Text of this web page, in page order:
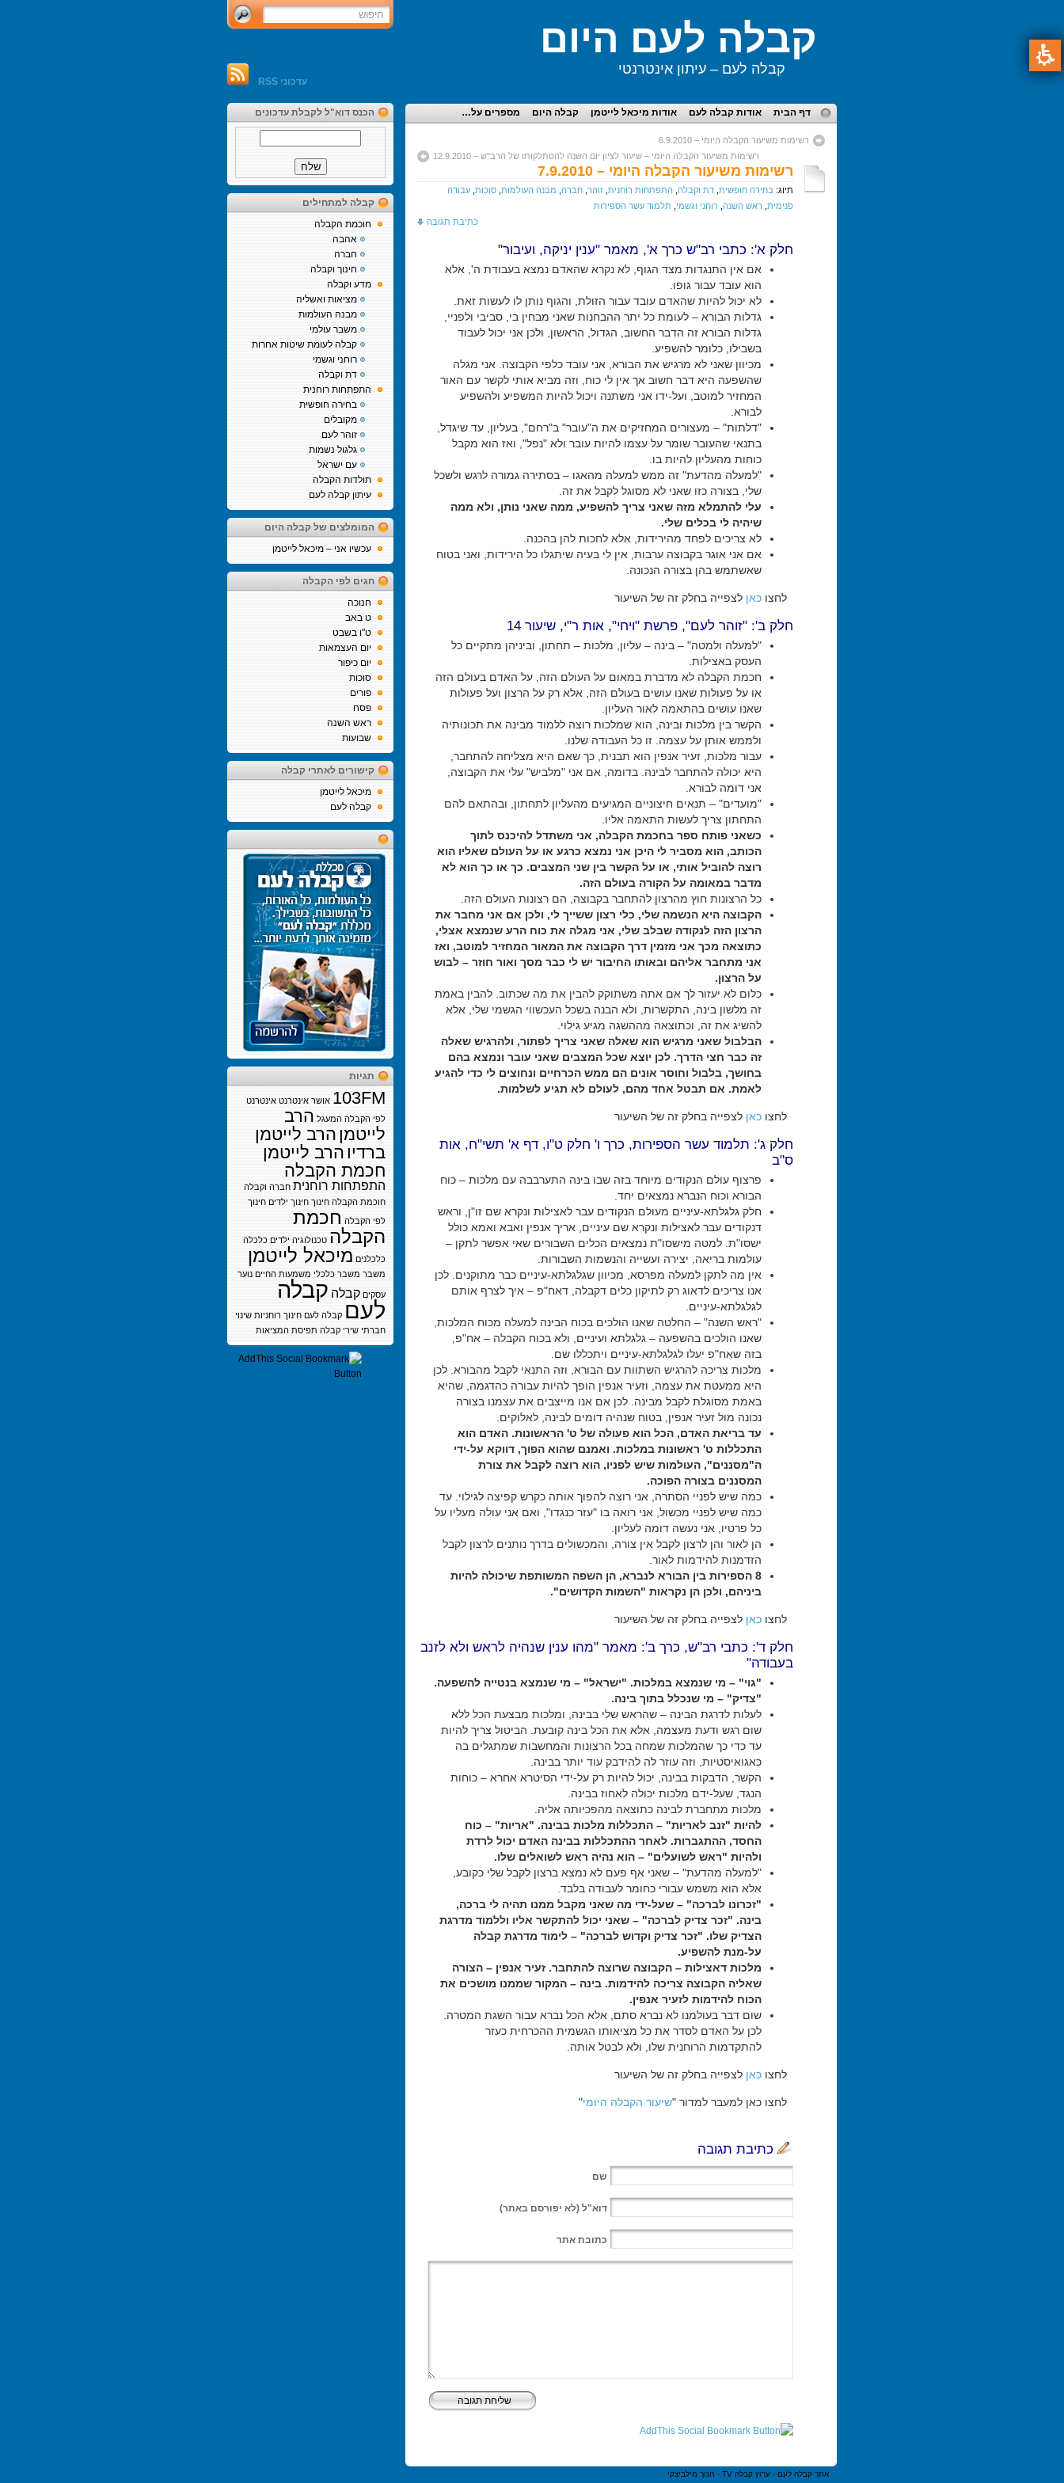
קבלה לעם היום
קבלה לעם – עיתון אינטרנטי
עדכוני RSS
תפריט
ראשי,
באפשרותך
אנטר
כדי
דף הבית אודות קבלה לעם אודות מיכאל לייטמן קבלה היום מספרים על…
תוכן
מרכזי,
באפשרותך
רשימות משיעור הקבלה היומי – 6.9.2010
רשימות משיעור הקבלה היומי – שיעור לציון יום השנה להסתלקותו של הרב"ש – 12.9.2010
רשימות משיעור הקבלה היומי – 7.9.2010
תיוג: בחירה חופשית דת וקבלה התפתחות רוחנית זוהר חברה מבנה העולמות סוכות עבודה
פנימית ראש השנה רוחני וגשמי
תלמוד עשר הספירות
כתיבת תגובה
חלק א': כתבי רב"ש כרך א', מאמר "ענין יניקה, ועיבור"
אם אין התנגדות מצד הגוף, לא נקרא שהאדם נמצא בעבודת ה', אלא
הוא עובד עבור גופו.
לא יכול להיות שהאדם עובד עבור הזולת, והגוף נותן לו לעשות זאת.
גדלות הבורא – לעומת כל יתר ההבחנות שאני מבחין בי, סביבי ולפניי,
גדלות הבורא זה הדבר החשוב, הגדול, הראשון, ולכן אני יכול לעבוד
בשבילו, כלומר להשפיע.
מכיוון שאני לא מרגיש את הבורא, אני עובד כלפי הקבוצה. אני מגלה
שהשפעה היא דבר חשוב אך אין לי כוח, וזה מביא אותי לקשר עם האור
המחזיר למוטב, ועל-ידו אני משתנה ויכול להיות המשפיע ולהשפיע
לבורא.
"דלתות" – מעצורים המחזיקים את ה"עובר" ב"רחם", בעליון, עד שיגדל,
בתנאי שהעובר שומר על עצמו להיות עובר ולא "נפל", ואז הוא מקבל
כוחות מהעליון להיות בו.
"למעלה מהדעת" זה ממש למעלה מהאגו – בסתירה גמורה לרגש ולשכל
שלי, בצורה כזו שאני לא מסוגל לקבל את זה.
עלי להתמלא מזה שאני צריך להשפיע, ממה שאני נותן, ולא ממה
שיהיה לי בכלים שלי.
לא צריכים לפחד מהירידות, אלא לחכות להן בהכנה.
אם אני אוגר בקבוצה ערבות, אין לי בעיה שיתגלו כל הירידות, ואני בטוח
שאשתמש בהן בצורה הנכונה.
לחצו כאן לצפייה בחלק זה של השיעור
חלק ב': "זוהר לעם", פרשת "ויחי", אות ר"י, שיעור 14
"למעלה ולמטה" – בינה – עליון, מלכות – תחתון, וביניהן מתקיים כל
העסק באצילות.
חכמת הקבלה לא מדברת במאום על העולם הזה, על האדם בעולם הזה
או על פעולות שאנו עושים בעולם הזה, אלא רק על הרצון ועל פעולות
שאנו עושים בהתאמה לאור העליון.
הקשר בין מלכות ובינה, הוא שמלכות רוצה ללמוד מבינה את תכונותיה
ולממש אותן על עצמה. זו כל העבודה שלנו.
עבור מלכות, זעיר אנפין הוא תבנית, כך שאם היא מצליחה להתחבר,
היא יכולה להתחבר לבינה. בדומה, אם אני "מלביש" עלי את הקבוצה,
אני דומה לבורא.
"מועדים" – תנאים חיצוניים המגיעים מהעליון לתחתון, ובהתאם להם
התחתון צריך לעשות התאמה אליו.
כשאני פותח ספר בחכמת הקבלה, אני משתדל להיכנס לתוך
הכותב, הוא מסביר לי היכן אני נמצא כרגע או על העולם שאליו הוא
רוצה להוביל אותי, או על הקשר בין שני המצבים. כך או כך הוא לא
מדבר במאומה על הקורה בעולם הזה.
כל הרצונות חוץ מהרצון להתחבר בקבוצה, הם רצונות העולם הזה.
הקבוצה היא הנשמה שלי, כלי רצון ששייך לי, ולכן אם אני מחבר את
הרצון הזה לנקודה שבלב שלי, אני מגלה את כוח הרע שנמצא אצלי,
כתוצאה מכך אני מזמין דרך הקבוצה את המאור המחזיר למוטב, ואז
אני מתחבר אליהם ובאותו החיבור יש לי כבר מסך ואור חוזר – לבוש
על הרצון.
כלום לא יעזור לך אם אתה משתוקק להבין את מה שכתוב. להבין באמת
זה מלשון בינה, התקשרות, ולא הבנה בשכל העכשווי הגשמי שלי, אלא
להשיג את זה, וכתוצאה מההשגה מגיע גילוי.
הבלבול שאני מרגיש הוא שאלה שאני צריך לפתור, ולהרגיש שאלה
זה כבר חצי הדרך. לכן יוצא שכל המצבים שאני עובר ונמצא בהם
בחושך, בלבול וחוסר אונים הם ממש הכרחיים ונחוצים לי כדי להגיע
לאמת. אם תבטל אחד מהם, לעולם לא תגיע לשלמות.
לחצו כאן לצפייה בחלק זה של השיעור
חלק ג': תלמוד עשר הספירות, כרך ו' חלק ט"ו, דף א' תשי"ח, אות
ס"ב
פרצוף עולם הנקודים מיוחד בזה שבו בינה התערבבה עם מלכות – כוח
הבורא וכוח הנברא נמצאים יחד.
חלק גלגלתא-עיניים מעולם הנקודים עבר לאצילות ונקרא שם זו"ן, וראש
דנקודים עבר לאצילות ונקרא שם עיניים, אריך אנפין ואבא ואמא כולל
ישסו"ת. למטה מישסו"ת נמצאים הכלים השבורים שאי אפשר לתקן –
עולמות בריאה, יצירה ועשייה והנשמות השבורות.
אין מה לתקן למעלה מפרסא, מכיוון שגלגלתא-עיניים כבר מתוקנים. לכן
אנו צריכים לדאוג רק לתיקון כלים דקבלה, דאח"פ – איך לצרף אותם
לגלגלתא-עיניים.
"ראש השנה" – החלטה שאנו הולכים בכוח הבינה למעלה מכוח המלכות,
שאנו הולכים בהשפעה – גלגלתא ועיניים, ולא בכוח הקבלה – אח"פ,
בזה שאח"פ יעלו לגלגלתא-עיניים ויתכללו שם.
מלכות צריכה להרגיש השתוות עם הבורא, וזה התנאי לקבל מהבורא. לכן
היא ממעטת את עצמה, וזעיר אנפין הופך להיות עבורה כהדגמה, שהיא
באמת מסוגלת לקבל מבינה. לכן אם אנו מייצבים את עצמנו בצורה
נכונה מול זעיר אנפין, בטוח שנהיה דומים לבינה, לאלוקים.
עד בריאת האדם, הכל הוא פעולה של ט' הראשונות. האדם הוא
התכללות ט' ראשונות במלכות. ואמנם שהוא הפוך, דווקא על-ידי
ה"מסננים", העולמות שיש לפניו, הוא רוצה לקבל את צורת
המסננים בצורה הפוכה.
כמה שיש לפניי הסתרה, אני רוצה להפוך אותה כקרש קפיצה לגילוי. עד
כמה שיש לפניי מכשול, אני רואה בו "עזר כנגדו", ואם אני עולה מעליו על
כל פרטיו, אני נעשה דומה לעליון.
הן לאור והן לרצון לקבל אין צורה, והמכשולים בדרך נותנים לרצון לקבל
הזדמנות להידמות לאור.
8 הספירות בין הבורא לנברא, הן השפה המשותפת שיכולה להיות
ביניהם, ולכן הן נקראות "השמות הקדושים".
לחצו כאן לצפייה בחלק זה של השיעור
חלק ד': כתבי רב"ש, כרך ב': מאמר "מהו ענין שנהיה לראש ולא לזנב
בעבודה"
"גוי" – מי שנמצא במלכות. "ישראל" – מי שנמצא בנטייה להשפעה.
"צדיק" – מי שנכלל בתוך בינה.
לעלות לדרגת הבינה – שהראש שלי בבינה, ומלכות מבצעת הכל ללא
שום רגש ודעת מעצמה, אלא את הכל בינה קובעת. הביטול צריך להיות
עד כדי כך שהמלכות שמחה בכל הרצונות והמחשבות שמתגלים בה
כאגואיסטיות, וזה עוזר לה להידבק עוד יותר בבינה.
הקשר, הדבקות בבינה, יכול להיות רק על-ידי הסיטרא אחרא – כוחות
הנגד, שעל-ידם מלכות יכולה לאחוז בבינה.
מלכות מתחברת לבינה כתוצאה מהפכיותה אליה.
להיות "זנב לאריות" – התכללות מלכות בבינה. "אריות" – כוח
החסד, ההתגברות. לאחר ההתכללות בבינה האדם יכול לרדת
ולהיות "ראש לשועלים" – הוא נהיה ראש לשואלים שלו.
"למעלה מהדעת" – שאני אף פעם לא נמצא ברצון לקבל שלי כקובע,
אלא הוא משמש עבורי כחומר לעבודה בלבד.
"זכרונו לברכה" – שעל-ידי מה שאני מקבל ממנו תהיה לי ברכה,
בינה. "זכר צדיק לברכה" – שאני יכול להתקשר אליו וללמוד מדרגת
הצדיק שלו. "זכר צדיק וקדוש לברכה" – לימוד מדרגת קבלה
על-מנת להשפיע.
מלכות דאצילות – הקבוצה שרוצה להתחבר. זעיר אנפין – הצורה
שאליה הקבוצה צריכה להידמות. בינה – המקור שממנו מושכים את
הכוח להידמות לזעיר אנפין.
שום דבר בעולמנו לא נברא סתם, אלא הכל נברא עבור השגת המטרה.
לכן על האדם לסדר את כל מציאותו הגשמית ההכרחית כעזר
להתקדמות הרוחנית שלו, ולא לבטל אותה.
לחצו כאן לצפייה בחלק זה של השיעור
לחצו כאן למעבר למדור "שיעור הקבלה היומי"
כתיבת תגובה
שם
דוא"ל (לא יפורסם באתר)
כתובת אתר
אתר קבלה לעם - ערוץ קבלה TV - חנוך מילביצקי
הכנס דוא"ל לקבלת עדכונים
קבלה למתחילים
חוכמת הקבלה
אהבה
חברה
חינוך וקבלה
מדע וקבלה
מציאות ואשליה
מבנה העולמות
משבר עולמי
קבלה לעומת שיטות אחרות
רוחני וגשמי
דת וקבלה
התפתחות רוחנית
בחירה חופשית
מקובלים
זוהר לעם
גלגול נשמות
עם ישראל
תולדות הקבלה
עיתון קבלה לעם
המומלצים של קבלה היום
עכשיו אני – מיכאל לייטמן
חגים לפי הקבלה
חנוכה
ט באב
ט"ו בשבט
יום העצמאות
יום כיפור
סוכות
פורים
פסח
ראש השנה
שבועות
קישורים לאתרי קבלה
מיכאל לייטמן
קבלה לעם
תגיות
103FM אושר אינטרנט אינטרנט
לפי הקבלה המעגל הרב
לייטמן הרב לייטמן
ברדיו הרב לייטמן
חכמת הקבלה
התפתחות רוחנית חברה וקבלה
חוכמת הקבלה חינוך חינוך ילדים חינוך
לפי הקבלה חכמת
הקבלה טכנולוגיה ילדים כלכלה
כלכלנים מיכאל לייטמן
משבר משבר כלכלי משמעות החיים נוער
עסקים קבלה קבלה
לעם קבלה לעם חינוך רוחניות שינוי
חברתי שירי קבלה תפיסת המציאות